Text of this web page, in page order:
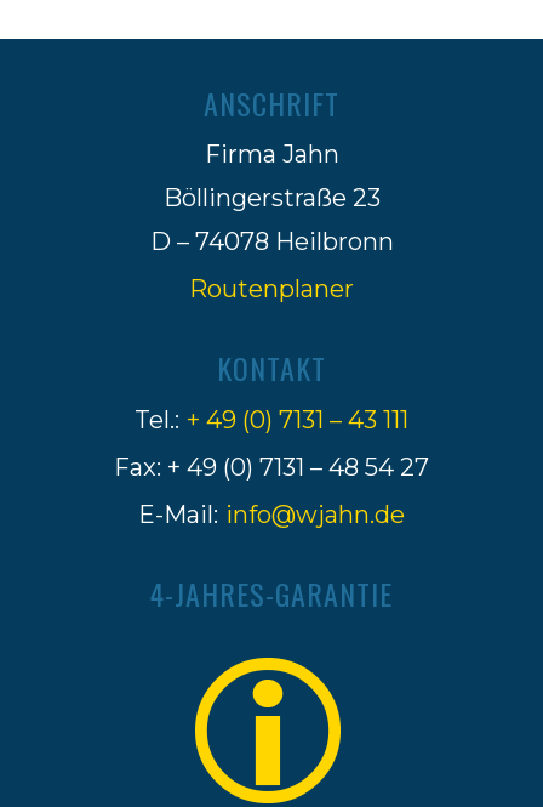
ANSCHRIFT
Firma Jahn
Böllingerstraße 23
D – 74078 Heilbronn
Routenplaner
KONTAKT
Tel.: + 49 (0) 7131 – 43 111
Fax: + 49 (0) 7131 – 48 54 27
E-Mail: info@wjahn.de
4-JAHRES-GARANTIE